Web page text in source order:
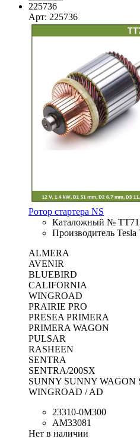
225736
Арт: 225736
Ротор стартера NS
Каталожный №
Производитель Tesla
ALMERA
AVENIR
BLUEBIRD
CALIFORNIA
WINGROAD
PRAIRIE PRO
PRESEA PRIMERA
PRIMERA WAGON
PULSAR
RASHEEN
SENTRA
SENTRA/200SX
SUNNY SUNNY WAGON
WINGROAD / AD
23310-0M300
AM33081
Нет в наличии